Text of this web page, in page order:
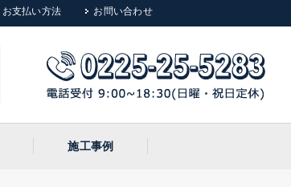
お支払い方法 お問い合わせ
施工事例